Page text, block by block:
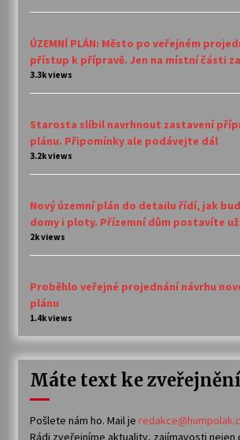
ÚZEMNÍ PLÁN: Město po veřejném
přístup k přípravě. Jen na místní části
3.3k views
Starosta slíbil navrhnout zastavení
plánu. Připomínky ale podávejte dál
3.2k views
Nový územní plán do detailu řídí, jak
domy i ploty. Přízemní dům postavíte už
2k views
Proběhlo veřejné projednání návrhu
plánu
1.4k views
Máte text ke
Pošlete nám ho. Mail je
Rádi zveřejníme aktuality, zajímavosti nejen